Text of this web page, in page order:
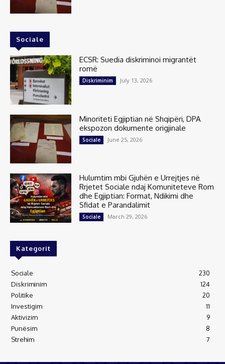
Sociale
ECSR: Suedia diskriminoi migrantët
romë
Diskriminim July 13, 2026
Minoriteti Egjiptian në Shqipëri, DPA
ekspozon dokumente origjinale
Sociale June 25, 2026
Hulumtim mbi Gjuhën e Urrejtjes në
Rrjetet Sociale ndaj Komuniteteve Rom
dhe Egjiptian: Format, Ndikimi dhe
Sfidat e Parandalimit
Sociale March 29, 2026
Kategorit
Sociale
230
Diskriminim
124
Politike
20
Investigim
11
Aktivizim
9
Punësim
8
Strehim
7